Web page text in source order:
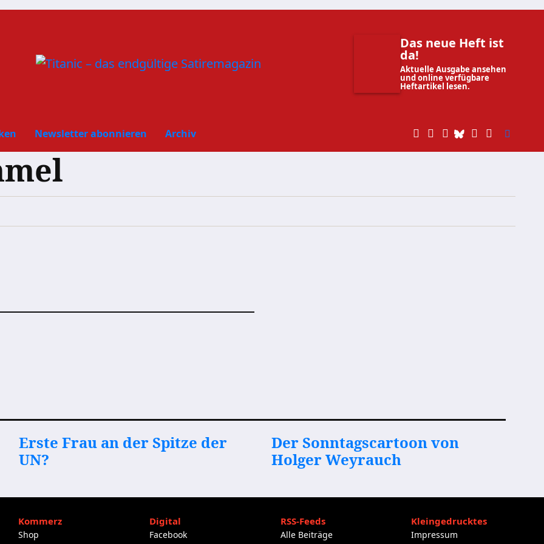
Das neue Heft ist
da!
Aktuelle Ausgabe ansehen
und online verfügbare
Heftartikel lesen.
Newsletter abonnieren Archiv
Erste Frau an der Spitze der
UN?
Der Sonntagscartoon von
Holger Weyrauch
Kommerz
Shop
Digital
Facebook
RSS-Feeds
Alle Beiträge
Kleingedrucktes
Impressum